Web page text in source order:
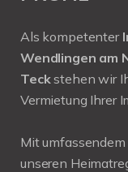
Als kompetenter
Wendlingen am
Teckstehen wir
Vermietung Ihrer
Mit
unseren